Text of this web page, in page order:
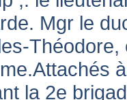
Mgr le
la 2e